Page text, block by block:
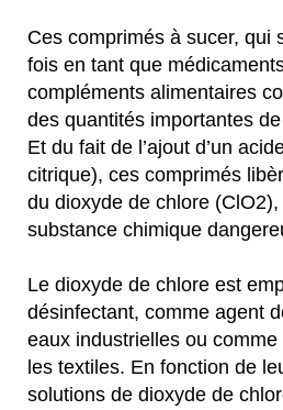
Ces comprimés à sucer, qui
fois en tant que
compléments alimentaires
des quantités importantes
Et du fait de l’ajout d’un
citrique), ces comprimés
du dioxyde de chlore
substance chimique
Le dioxyde de chlore est
désinfectant, comme agent
eaux industrielles ou
les textiles. En fonction de
solutions de dioxyde de